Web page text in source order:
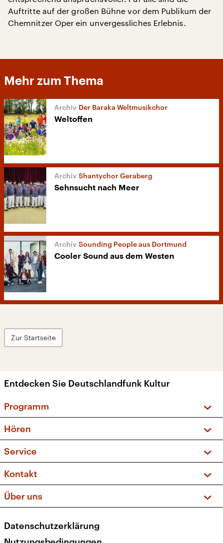
Auftritte auf der großen Bühne vor dem Publikum der
Chemnitzer Oper ein unvergessliches Erlebnis.
Mehr zum Thema
Der Baraka Weltmusikchor
Weltoffen
Shantychor Geraberg
Sehnsucht nach Meer
Sounding People aus Dortmund
Cooler Sound aus dem Westen
Zur Startseite
Entdecken Sie Deutschlandfunk Kultur
Programm
Sendungen und Podcasts
Musikliste
Kakadu – Das Kinderprogramm
Hören
Frequenzen (UKW + DAB+)
Service
FAQ
Apps
Newsletter
Veranstaltungen
Kontakt
Social Media
Über uns
Presse
Datenschutzerklärung